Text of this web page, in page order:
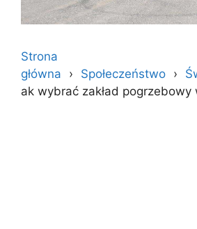
Strona
główna
Społeczeństwo
ak wybrać zakład pogrzebowy